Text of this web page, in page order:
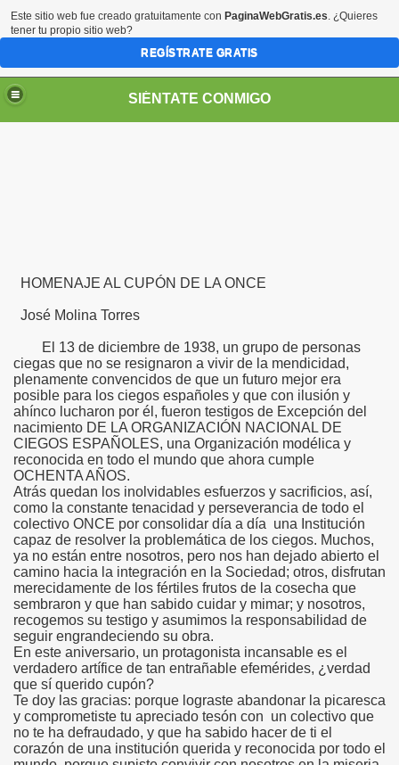
SIÉNTATE CONMIGO
HOMENAJE AL CUPÓN DE LA ONCE
José Molina Torres
El 13 de diciembre de 1938, un grupo de personas
ciegas que no se resignaron a vivir de la mendicidad,
plenamente convencidos de que un futuro mejor era
posible para los ciegos españoles y que con ilusión y
ahínco lucharon por él, fueron testigos de Excepción del
nacimiento DE LA ORGANIZACIÓN NACIONAL DE
CIEGOS ESPAÑOLES, una Organización modélica y
reconocida en todo el mundo que ahora cumple
OCHENTA AÑOS.
Atrás quedan los inolvidables esfuerzos y sacrificios, así,
como la constante tenacidad y perseverancia de todo el
colectivo ONCE por consolidar día a día una Institución
capaz de resolver la problemática de los ciegos. Muchos,
ya no están entre nosotros, pero nos han dejado abierto el
camino hacia la integración en la Sociedad; otros, disfrutan
merecidamente de los fértiles frutos de la cosecha que
sembraron y que han sabido cuidar y mimar; y nosotros,
recogemos su testigo y asumimos la responsabilidad de
seguir engrandeciendo su obra.
En este aniversario, un protagonista incansable es el
verdadero artífice de tan entrañable efemérides, ¿verdad
que sí querido cupón?
Te doy las gracias: porque lograste abandonar la picaresca
y comprometiste tu apreciado tesón con un colectivo que
no te ha defraudado, y que ha sabido hacer de ti el
corazón de una institución querida y reconocida por todo el
Zurita)
(Pedro Zurita)
(grup d'Afiliats CRE ONCE Barcelona, Català y
Visual (Pedro Zurita)
los Ciegos (Pablo Madrid Herruzo)
Bejarano)
León (Juan José Miñana)
a Charles Barbier (Pablo Madrid Herruzo)
(Pedro Zurita)
Sus Precios (Pedro Zurita)
de l'Adolescència en Nois-es Cecs i Deficients
a Desarrollar CRE Joan Amades ONCE, 1990 (Miquel
en Peligro de Extinción (Eutiquio Cabrerizo)
Este sitio web fue creado gratuitamente con PaginaWebGratis.es. ¿Quieres
tener tu propio sitio web?
REGÍSTRATE GRATIS